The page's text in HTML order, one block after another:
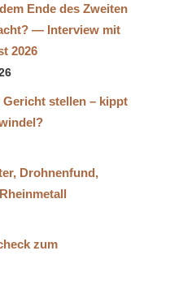
Ende des Zweiten
— Interview mit
2026
stellen – kippt
Drohnenfund,
zum